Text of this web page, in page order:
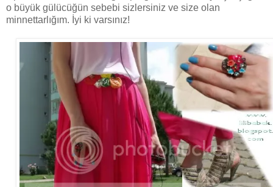
o büyük gülücüğün sebebi sizlersiniz ve size olan
minnettarlığım. İyi ki varsınız!